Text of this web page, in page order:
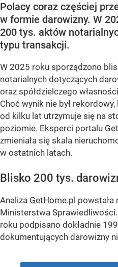
Polacy coraz częściej
w formie darowizny. W
200 tys. aktów
typu transakcji.
W 2025 roku sporządzono
notarialnych dotyczących
oraz spółdzielczego
Choć wynik nie był
od kilku lat utrzymuje się na
poziomie. Eksperci portalu
zmieniała się skala
w ostatnich latach.
Blisko 200 tys.
Analiza GetHome.pl powstała
Ministerstwa
roku podpisano dokładnie
dokumentujących darowizny